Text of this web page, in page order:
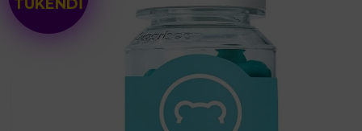
TÜKENDİ